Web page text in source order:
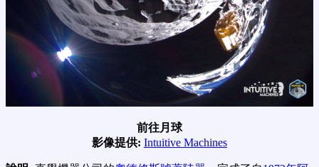
前往月球
影像提供: Intuitive Machines